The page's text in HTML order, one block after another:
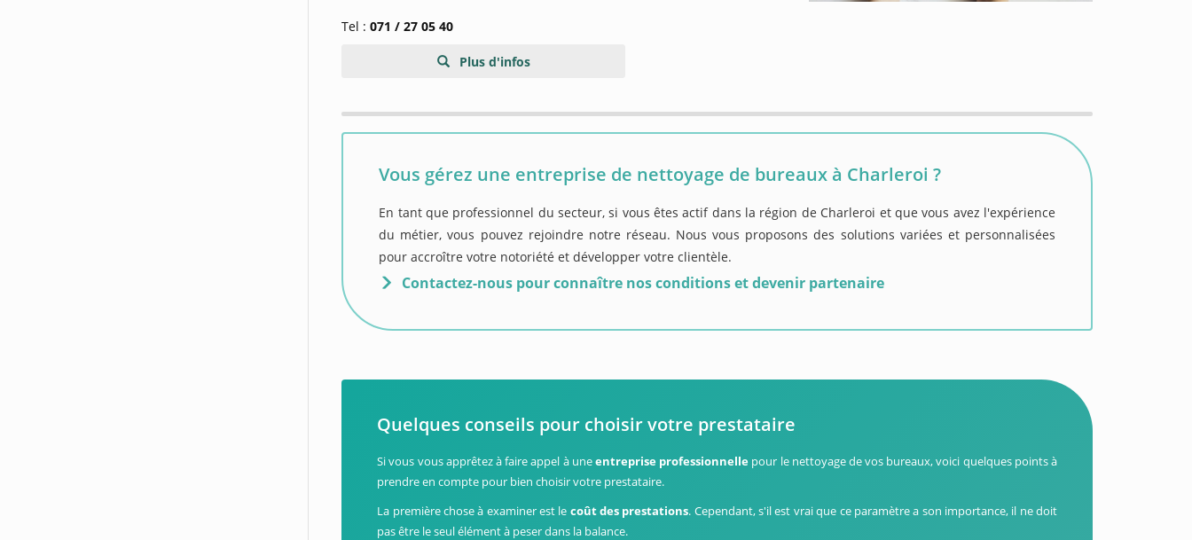
Tel :071 / 27 05 40
Plus d'infos
Vous gérez une entreprise de nettoyage de bureaux à Charleroi ?
En tant que professionnel du secteur, si vous êtes actif dans la région de Charleroi et que vous avez l'expérience
du métier, vous pouvez rejoindre notre réseau. Nous vous proposons des solutions variées et personnalisées
pour accroître votre notoriété et développer votre clientèle.
Contactez-nous pour connaître nos conditions et devenir partenaire
Quelques conseils pour choisir votre prestataire
Si vous vous apprêtez à faire appel à uneentreprise professionnelle pour le nettoyage de vos bureaux, voici quelques points à
prendre en compte pour bien choisir votre prestataire.
La première chose à examiner est le coût des prestations. Cependant, s'il est vrai que ce paramètre a son importance, il ne doit
pas être le seul élément à peser dans la balance.